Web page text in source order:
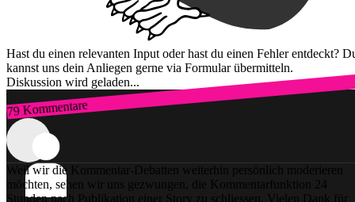
Hast du einen relevanten Input oder hast du einen Fehler entdeckt?
kannst uns dein Anliegen gerne via Formular übermitteln.
Diskussion wird geladen...
79 Kommentare
Zum Login
Weil wir die Kommentar-Debatten weiterhin persönlich moderieren
möchten, sehen wir uns gezwungen, die Kommentarfunktion 24
Stunden nach Publikation einer Story zu schliessen. Vielen Dank für